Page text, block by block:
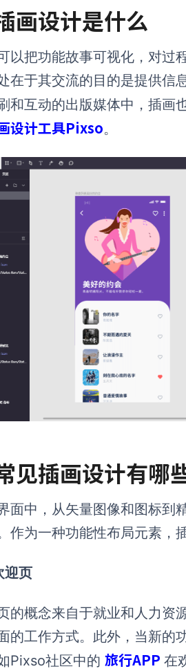
画设计是什么
以把功能故事可视化，对过
在于其交流的目的是提供信
和互动的出版媒体中，插画
设计工具Pixso。
见插画设计有哪
面中，从矢量图像和图标到
作为一种功能性布局元素，
迎页
的概念来自于就业和人力资
的工作方式。此外，当新的
Pixso社区中的旅行APP在